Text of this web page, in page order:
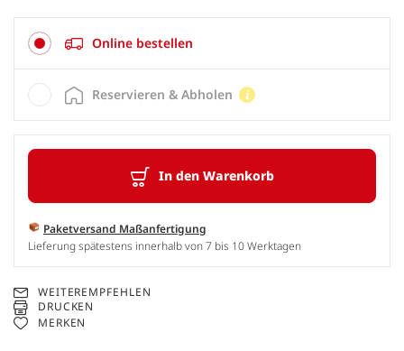
Online bestellen
In den Warenkorb
Paketversand Maßanfertigung
Lieferung spätestens innerhalb von 7 bis 10 Werktagen
Reservieren & Abholen
WEITEREMPFEHLEN
DRUCKEN
MERKEN